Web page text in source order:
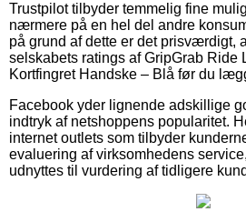
Trustpilot tilbyder temmelig fine
nærmere på en hel del andre
på grund af dette er det prisværdigt,
selskabets ratings af GripGrab Ride
Kortfingret Handske – Blå før du
Facebook yder lignende adskillige
indtryk af netshoppens popularitet.
internet outlets som tilbyder
evaluering af virksomhedens
udnyttes til vurdering af tidligere